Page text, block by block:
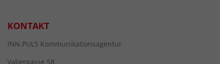
KONTAKT
INN.PULS Kommunikationsagentur
Valiergasse 58